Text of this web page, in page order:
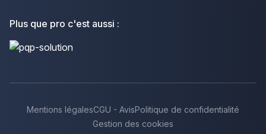
Plus que pro c'est aussi :
Mentions légalesCGU - AvisPolitique de confidentialité
Gestion des cookies